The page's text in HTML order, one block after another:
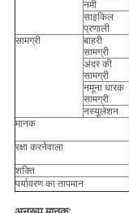
नमी
साइकिल
प्रणाली
सामग्री
बाहरी
सामग्री
अंदर की
सामग्री
नमूना धारक
सामग्री
नस्यूलेशन
मानक
रक्षा करनेवाला
शक्ति
पर्यावरण का तापमान